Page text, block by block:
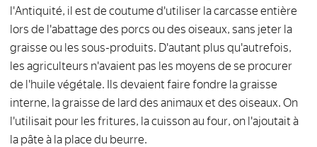
l'Antiquité, il est de coutume d'utiliser la carcasse entière
lors de l'abattage des porcs ou des oiseaux, sans jeter la
graisse ou les sous-produits. D'autant plus qu'autrefois,
les agriculteurs n'avaient pas les moyens de se procurer
de l'huile végétale. Ils devaient faire fondre la graisse
interne, la graisse de lard des animaux et des oiseaux. On
l'utilisait pour les fritures, la cuisson au four, on l'ajoutait à
la pâte à la place du beurre.